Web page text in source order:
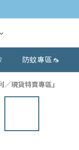
防蚊專區🦟
／現貨特賣專區」